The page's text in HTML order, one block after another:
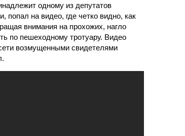
одному из депутатов
попал на видео, где четко видно, как
внимания на прохожих, нагло
по пешеходному тротуару. Видео
возмущенными свидетелями